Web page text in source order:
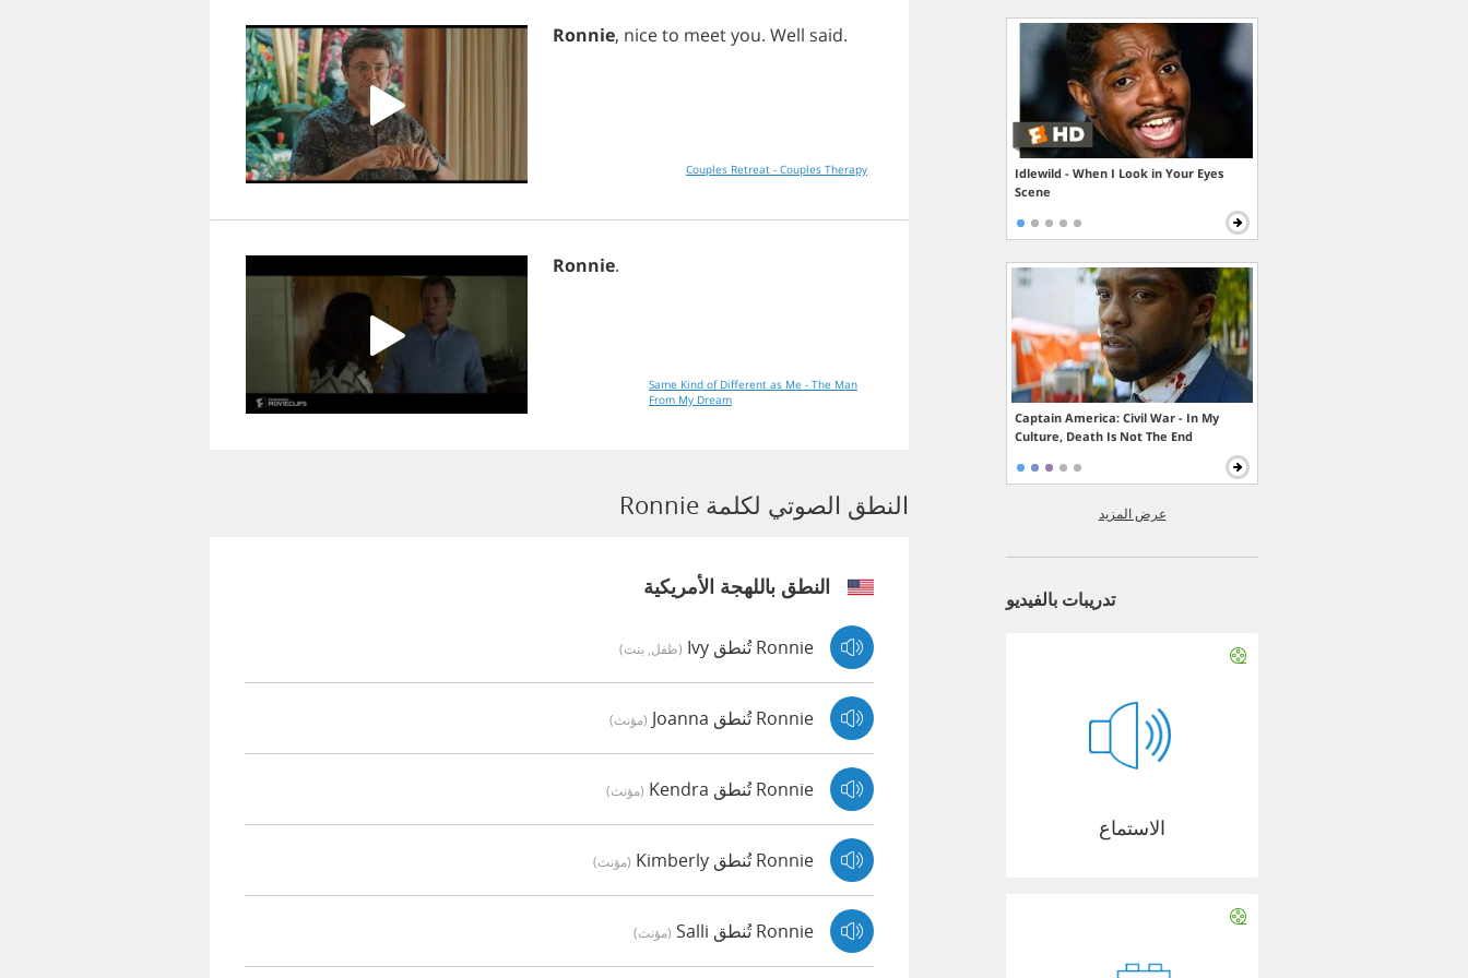
Ronnie, niceto meetyou. Well said.
Couples Retreat - Couples Therapy
Ronnie.
Same Kind of Different as Me - The Man
From My Dream
النطق الصوتي لكلمة Ronnie
النطق باللهجة الأمريكية
Ronnie تُنطق Ivy (طفل, بنت)
Ronnie تُنطق Joanna (مؤنث)
Ronnie تُنطق Kendra (مؤنث)
Ronnie تُنطق Kimberly (مؤنث)
Ronnie تُنطق Salli (مؤنث)
Idlewild - When I Look in Your Eyes
Scene
Captain America: Civil War - In My
Culture, Death Is Not The End
عرض المزيد
تدريبات بالفيديو
الاستماع